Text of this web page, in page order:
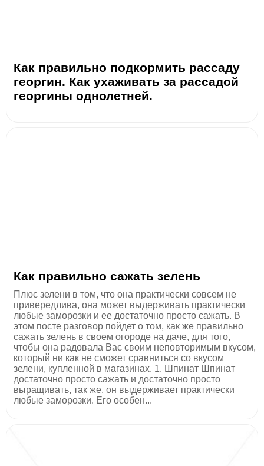
Как правильно подкормить рассаду
георгин. Как ухаживать за рассадой
георгины однолетней.
Как правильно сажать зелень
Плюс зелени в том, что она практически совсем не
привередлива, она может выдерживать практически
любые заморозки и ее достаточно просто сажать. В
этом посте разговор пойдет о том, как же правильно
сажать зелень в своем огороде на даче, для того,
чтобы она радовала Вас своим неповторимым вкусом,
который ни как не сможет сравниться со вкусом
зелени, купленной в магазинах. 1. Шпинат Шпинат
достаточно просто сажать и достаточно просто
выращивать, так же, он выдерживает практически
любые заморозки. Его особен...